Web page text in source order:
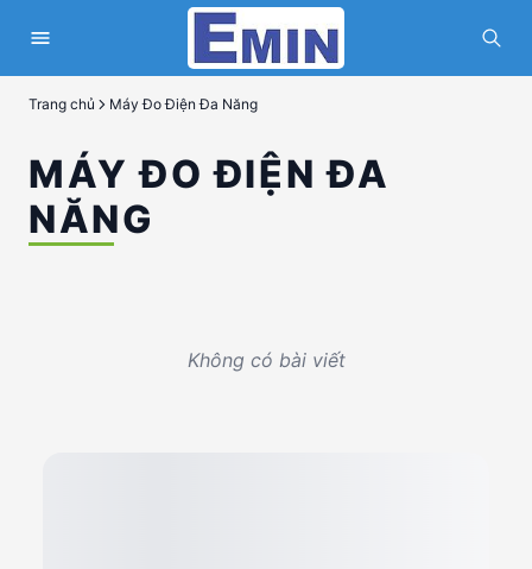
Trang chủ Máy Đo Điện Đa Năng
MÁY ĐO ĐIỆN ĐA
NĂNG
Không có bài viết